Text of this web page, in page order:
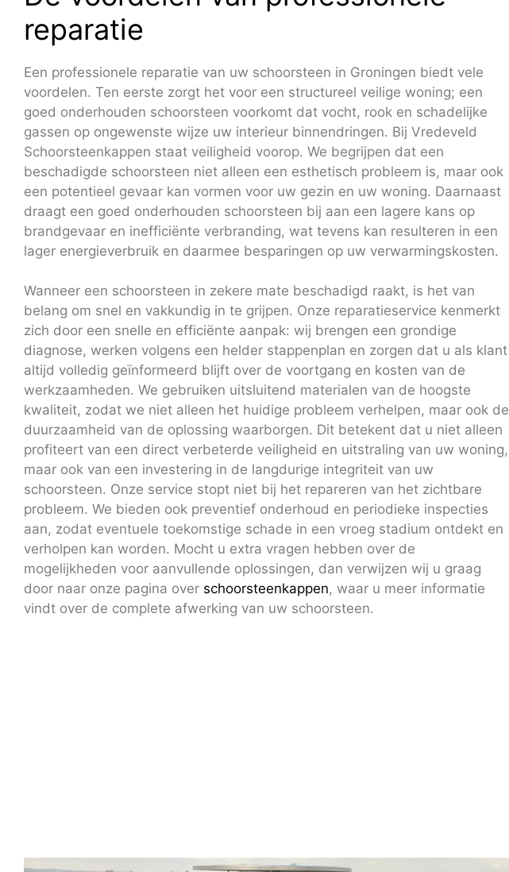
reparatie
Een professionele reparatie van uw schoorsteen in Groningen biedt vele
voordelen. Ten eerste zorgt het voor een structureel veilige woning; een
goed onderhouden schoorsteen voorkomt dat vocht, rook en schadelijke
gassen op ongewenste wijze uw interieur binnendringen. Bij Vredeveld
Schoorsteenkappen staat veiligheid voorop. We begrijpen dat een
beschadigde schoorsteen niet alleen een esthetisch probleem is, maar ook
een potentieel gevaar kan vormen voor uw gezin en uw woning. Daarnaast
draagt een goed onderhouden schoorsteen bij aan een lagere kans op
brandgevaar en inefficiënte verbranding, wat tevens kan resulteren in een
lager energieverbruik en daarmee besparingen op uw verwarmingskosten.
Wanneer een schoorsteen in zekere mate beschadigd raakt, is het van
belang om snel en vakkundig in te grijpen. Onze reparatieservice kenmerkt
zich door een snelle en efficiënte aanpak: wij brengen een grondige
diagnose, werken volgens een helder stappenplan en zorgen dat u als klant
altijd volledig geïnformeerd blijft over de voortgang en kosten van de
werkzaamheden. We gebruiken uitsluitend materialen van de hoogste
kwaliteit, zodat we niet alleen het huidige probleem verhelpen, maar ook de
duurzaamheid van de oplossing waarborgen. Dit betekent dat u niet alleen
profiteert van een direct verbeterde veiligheid en uitstraling van uw woning,
maar ook van een investering in de langdurige integriteit van uw
schoorsteen. Onze service stopt niet bij het repareren van het zichtbare
probleem. We bieden ook preventief onderhoud en periodieke inspecties
aan, zodat eventuele toekomstige schade in een vroeg stadium ontdekt en
verholpen kan worden. Mocht u extra vragen hebben over de
mogelijkheden voor aanvullende oplossingen, dan verwijzen wij u graag
door naar onze pagina over schoorsteenkappen, waar u meer informatie
vindt over de complete afwerking van uw schoorsteen.